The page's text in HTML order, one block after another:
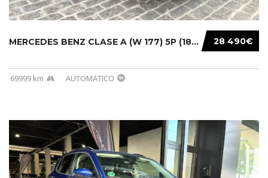
28 490€
MERCEDES BENZ CLASE A (W 177) 5P (18-) 2020....
69999 km AUTOMATICO